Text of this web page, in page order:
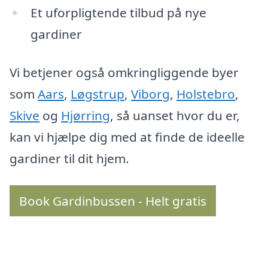
Et uforpligtende tilbud på nye
gardiner
Vi betjener også omkringliggende byer
som Aars, Løgstrup, Viborg, Holstebro,
Skive og Hjørring, så uanset hvor du er,
kan vi hjælpe dig med at finde de ideelle
gardiner til dit hjem.
Book Gardinbussen - Helt gratis